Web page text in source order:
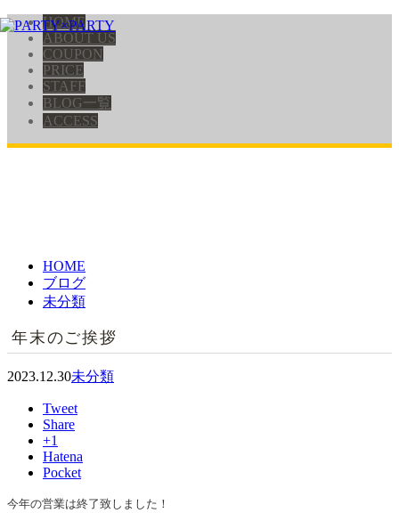
HOME
ABOUT US
COUPON
PRICE
STAFF
BLOG一覧
ACCESS
HOME
ブログ
未分類
年末のご挨拶
2023.12.30未分類
Tweet
Share
+1
Hatena
Pocket
今年の営業は終了致しました！